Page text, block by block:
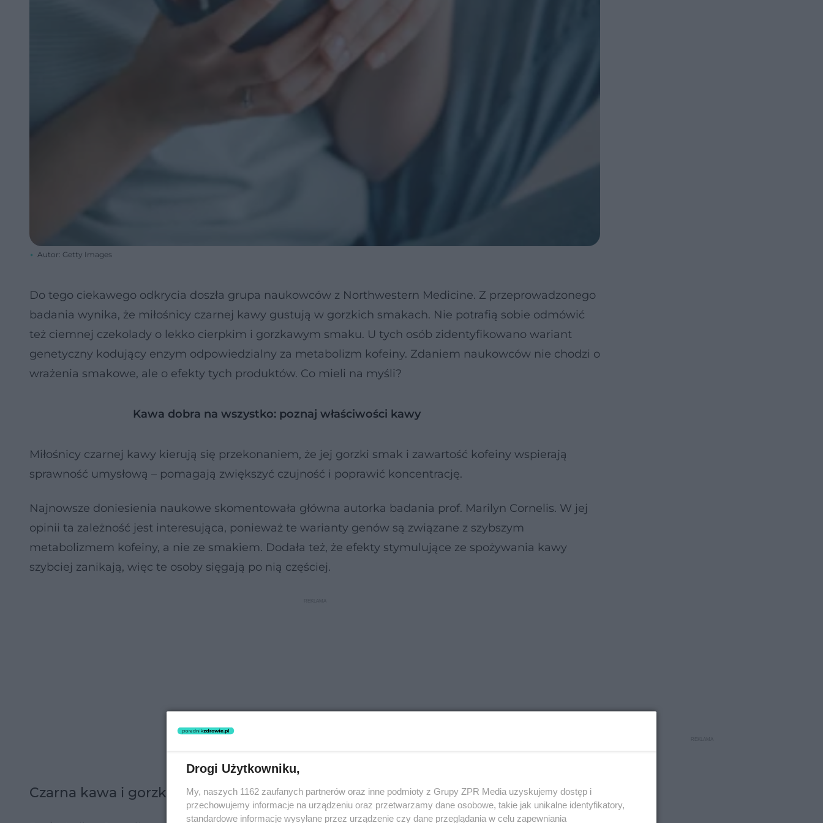
Autor: Getty Images
Do tego ciekawego odkrycia doszła grupa naukowców z Northwestern Medicine. Z przeprowadzonego
badania wynika, że miłośnicy czarnej kawy gustują w gorzkich smakach. Nie potrafią sobie odmówić
też ciemnej czekolady o lekko cierpkim i gorzkawym smaku. U tych osób zidentyfikowano wariant
genetyczny kodujący enzym odpowiedzialny za metabolizm kofeiny. Zdaniem naukowców nie chodzi o
wrażenia smakowe, ale o efekty tych produktów. Co mieli na myśli?
Kawa dobra na wszystko: poznaj właściwości kawy
Miłośnicy czarnej kawy kierują się przekonaniem, że jej gorzki smak i zawartość kofeiny wspierają
sprawność umysłową – pomagają zwiększyć czujność i poprawić koncentrację.
Najnowsze doniesienia naukowe skomentowała główna autorka badania prof. Marilyn Cornelis. W jej
opinii ta zależność jest interesująca, ponieważ te warianty genów są związane z szybszym
metabolizmem kofeiny, a nie ze smakiem. Dodała też, że efekty stymulujące ze spożywania kawy
szybciej zanikają, więc te osoby sięgają po nią częściej.
Czarna kawa i gorzka czekolada działają stymulująco
Drogi Użytkowniku,
My, naszych 1162 zaufanych partnerów oraz inne podmioty z Grupy ZPR Media uzyskujemy dostęp i
przechowujemy informacje na urządzeniu oraz przetwarzamy dane osobowe, takie jak unikalne identyfikatory,
standardowe informacje wysyłane przez urządzenie czy dane przeglądania w celu zapewniania